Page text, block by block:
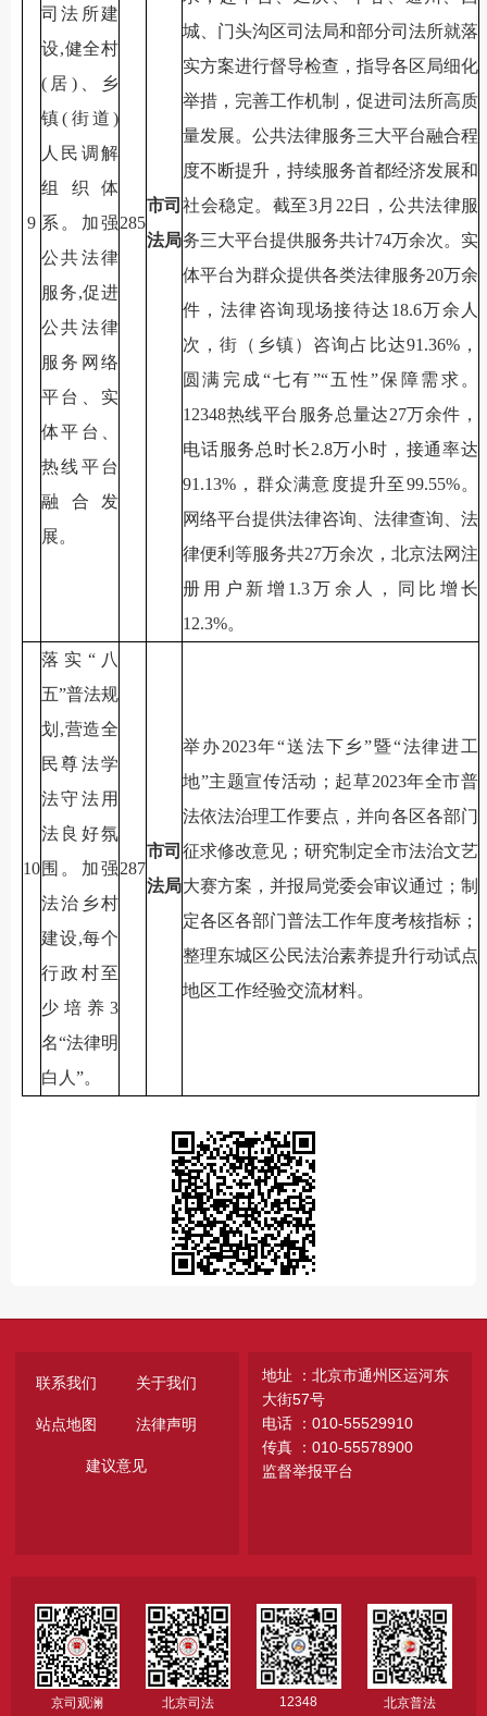
9
司法所建
设,健全村
(居)、乡
镇(街道)
人民调解
组织体
系。加强
公共法律
服务,促进
公共法律
服务网络
平台、实
体平台、
热线平台
融合发
展。
285
市司
法局
城、门头沟区司法局和部分司法所就落
实方案进行督导检查，指导各区局细化
举措，完善工作机制，促进司法所高质
量发展。公共法律服务三大平台融合程
度不断提升，持续服务首都经济发展和
社会稳定。截至3月22日，公共法律服
务三大平台提供服务共计74万余次。实
体平台为群众提供各类法律服务20万余
件，法律咨询现场接待达18.6万余人
次，街（乡镇）咨询占比达91.36%，
圆满完成“七有”“五性”保障需求。
12348热线平台服务总量达27万余件，
电话服务总时长2.8万小时，接通率达
91.13%，群众满意度提升至99.55%。
网络平台提供法律咨询、法律查询、法
律便利等服务共27万余次，北京法网注
册用户新增1.3万余人，同比增长
12.3%。
10
落实“八
五”普法规
划,营造全
民尊法学
法守法用
法良好氛
围。加强
法治乡村
建设,每个
行政村至
少培养3
名“法律明
白人”。
287
市司
法局
举办2023年“送法下乡”暨“法律进工
地”主题宣传活动；起草2023年全市普
法依法治理工作要点，并向各区各部门
征求修改意见；研究制定全市法治文艺
大赛方案，并报局党委会审议通过；制
定各区各部门普法工作年度考核指标；
整理东城区公民法治素养提升行动试点
地区工作经验交流材料。
联系我们 关于我们
站点地图 法律声明
建议意见
地址 ：北京市通州区运河东
大街57号
电话 ：010-55529910
传真 ：010-55578900
监督举报平台
京司观澜 北京司法 12348 北京普法